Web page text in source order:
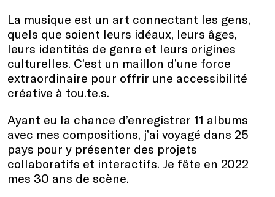
La musique est un art connectant les gens,
quels que soient leurs idéaux, leurs âges,
leurs identités de genre et leurs origines
culturelles. C’est un maillon d’une force
extraordinaire pour offrir une accessibilité
créative à tou.te.s.
Ayant eu la chance d’enregistrer 11 albums
avec mes compositions, j’ai voyagé dans 25
pays pour y présenter des projets
collaboratifs et interactifs. Je fête en 2022
mes 30 ans de scène.